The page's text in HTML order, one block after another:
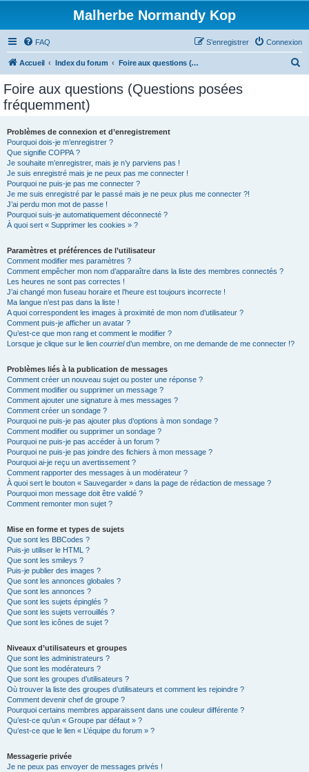
Malherbe Normandy Kop
FAQ Connexion
S’enregistrer
Accueil Index du forum Foire aux questions (Questions posées fréquemment)
Foire aux questions (Questions posées
fréquemment)
Problèmes de connexion et d’enregistrement
Pourquoi dois-je m’enregistrer ?
Que signifie COPPA ?
Je souhaite m’enregistrer, mais je n’y parviens pas !
Je suis enregistré mais je ne peux pas me connecter !
Pourquoi ne puis-je pas me connecter ?
Je me suis enregistré par le passé mais je ne peux plus me connecter ?!
J’ai perdu mon mot de passe !
Pourquoi suis-je automatiquement déconnecté ?
À quoi sert « Supprimer les cookies » ?
Paramètres et préférences de l’utilisateur
Comment modifier mes paramètres ?
Comment empêcher mon nom d’apparaître dans la liste des membres connectés ?
Les heures ne sont pas correctes !
J’ai changé mon fuseau horaire et l’heure est toujours incorrecte !
Ma langue n’est pas dans la liste !
A quoi correspondent les images à proximité de mon nom d’utilisateur ?
Comment puis-je afficher un avatar ?
Qu’est-ce que mon rang et comment le modifier ?
Lorsque je clique sur le lien courrield’un membre, on me demande de me connecter !?
Problèmes liés à la publication de messages
Comment créer un nouveau sujet ou poster une réponse ?
Comment modifier ou supprimer un message ?
Comment ajouter une signature à mes messages ?
Comment créer un sondage ?
Pourquoi ne puis-je pas ajouter plus d’options à mon sondage ?
Comment modifier ou supprimer un sondage ?
Pourquoi ne puis-je pas accéder à un forum ?
Pourquoi ne puis-je pas joindre des fichiers à mon message ?
Pourquoi ai-je reçu un avertissement ?
Comment rapporter des messages à un modérateur ?
À quoi sert le bouton « Sauvegarder » dans la page de rédaction de message ?
Pourquoi mon message doit être validé ?
Comment remonter mon sujet ?
Mise en forme et types de sujets
Que sont les BBCodes ?
Puis-je utiliser le HTML ?
Que sont les smileys ?
Puis-je publier des images ?
Que sont les annonces globales ?
Que sont les annonces ?
Que sont les sujets épinglés ?
Que sont les sujets verrouillés ?
Que sont les icônes de sujet ?
Niveaux d’utilisateurs et groupes
Que sont les administrateurs ?
Que sont les modérateurs ?
Que sont les groupes d’utilisateurs ?
Où trouver la liste des groupes d’utilisateurs et comment les rejoindre ?
Comment devenir chef de groupe ?
Pourquoi certains membres apparaissent dans une couleur différente ?
Qu’est-ce qu’un « Groupe par défaut » ?
Qu’est-ce que le lien « L’équipe du forum » ?
Messagerie privée
Je ne peux pas envoyer de messages privés !